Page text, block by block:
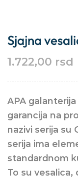
Sjajna
1.722,00 rsd
APA
garancija na
nazivi serija su
serija ima
standardnom
To su vesalica,